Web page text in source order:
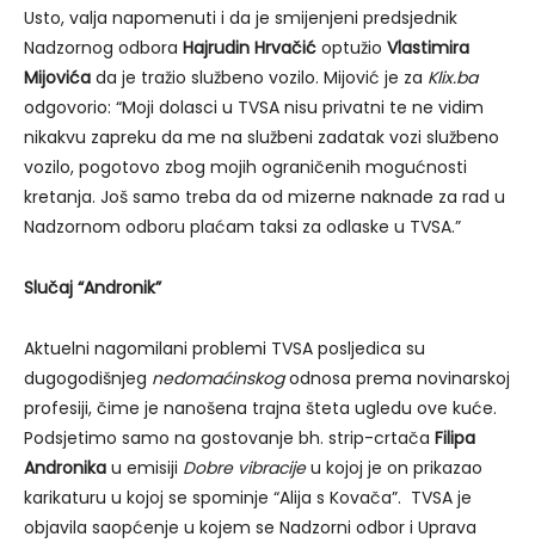
Usto, valja napomenuti i da je smijenjeni predsjednik
Nadzornog odbora Hajrudin Hrvačić optužio Vlastimira
Mijovića da je tražio službeno vozilo. Mijović je za Klix.ba
odgovorio: “Moji dolasci u TVSA nisu privatni te ne vidim
nikakvu zapreku da me na službeni zadatak vozi službeno
vozilo, pogotovo zbog mojih ograničenih mogućnosti
kretanja. Još samo treba da od mizerne naknade za rad u
Nadzornom odboru plaćam taksi za odlaske u TVSA.”
Slučaj “Andronik”
Aktuelni nagomilani problemi TVSA posljedica su
dugogodišnjeg nedomaćinskogodnosa prema novinarskoj
profesiji, čime je nanošena trajna šteta ugledu ove kuće.
Podsjetimo samo na gostovanje bh. strip-crtača Filipa
Andronika u emisiji Dobre vibracijeu kojoj je on prikazao
karikaturu u kojoj se spominje “Alija s Kovača”. TVSA je
objavila saopćenje u kojem se Nadzorni odbor i Uprava